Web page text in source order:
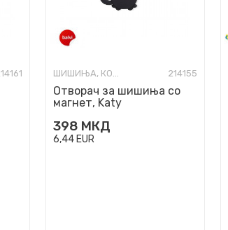
ШИШИЊА, КОЛБИ И ОТВАРАЧИ 214155
Отворач за шишиња со
магнет, Katy
398 МКД
6,44 EUR